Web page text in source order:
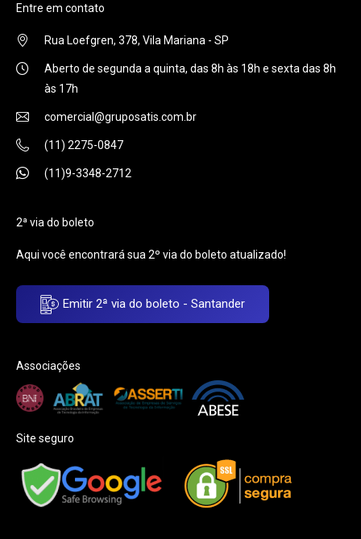
Entre em contato
Rua Loefgren, 378, Vila Mariana - SP
Aberto de segunda a quinta, das 8h às 18h e sexta das 8h
às 17h
comercial@gruposatis.com.br
(11) 2275-0847
(11)9-3348-2712
2ª via do boleto
Aqui você encontrará sua 2º via do boleto atualizado!
Emitir 2ª via do boleto - Santander
Associações
Site seguro